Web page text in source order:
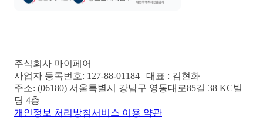
주식회사 마이페어
사업자 등록번호: 127-88-01184 | 대표 : 김현화
주소: (06180) 서울특별시 강남구 영동대로85길 38 KC빌
딩 4층
개인정보 처리방침서비스 이용 약관